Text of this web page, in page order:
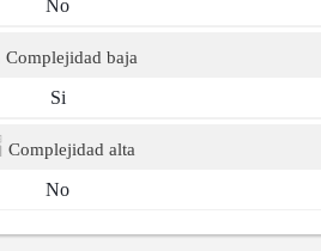
No
Complejidad baja
Si
Complejidad alta
No